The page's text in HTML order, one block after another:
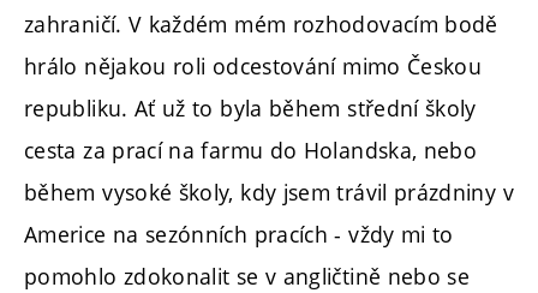
zahraničí. V každém mém rozhodovacím bodě
hrálo nějakou roli odcestování mimo Českou
republiku. Ať už to byla během střední školy
cesta za prací na farmu do Holandska, nebo
během vysoké školy, kdy jsem trávil prázdniny v
Americe na sezónních pracích - vždy mi to
pomohlo zdokonalit se v angličtině nebo se